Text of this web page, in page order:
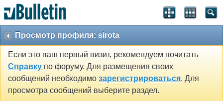
Просмотр профиля: sirota
Если это ваш первый визит, рекомендуем почитать
Справку по форуму. Для размещения своих
сообщений необходимо зарегистрироваться. Для
просмотра сообщений выберите раздел.